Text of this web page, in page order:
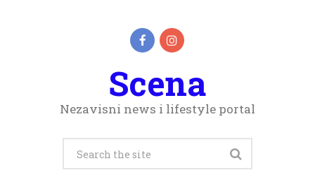
Scena
Nezavisni news i lifestyle portal